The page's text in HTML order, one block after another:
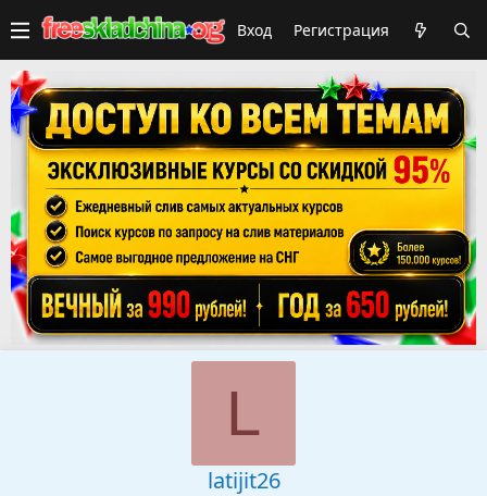
Вход Регистрация
L
latijit26